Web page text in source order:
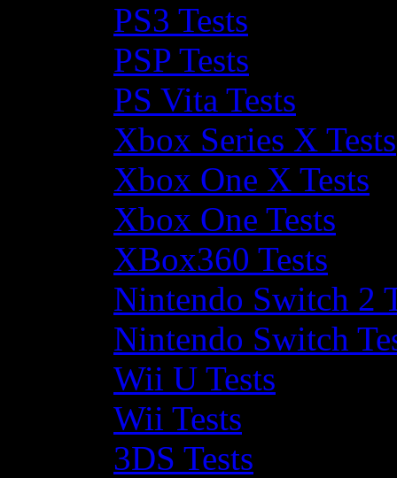
PS3 Tests
PSP Tests
PS Vita Tests
Xbox Series X Tests
Xbox One X Tests
Xbox One Tests
XBox360 Tests
Nintendo Switch 2
Nintendo Switch
Wii U Tests
Wii Tests
3DS Tests